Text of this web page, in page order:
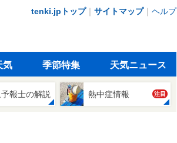
tenki.jpトップ｜ サイトマップ｜ ヘルプ
気 季節特集 天気ニュース
報士の解説 熱中症情報 注目